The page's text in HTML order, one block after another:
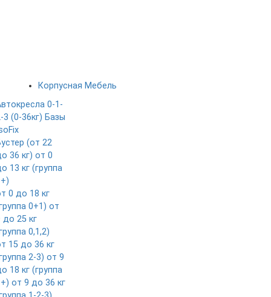
Корпусная Мебель
0-1-
3 (0-36кг) Базы
(от 22
36 кг) от 0
13 кг (группа
0 до 18 кг
0+1) от
до 25 кг
0,1,2)
15 до 36 кг
2-3) от 9
18 кг (группа
от 9 до 36 кг